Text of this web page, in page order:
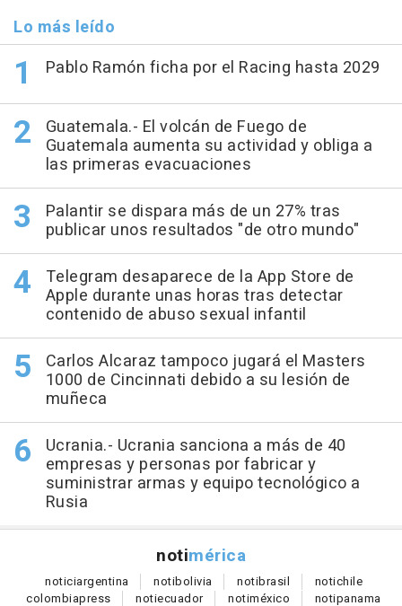
Lo más leído
Pablo Ramón ficha por el Racing hasta 2029
Guatemala.- El volcán de Fuego de
Guatemala aumenta su actividad y obliga a
las primeras evacuaciones
Palantir se dispara más de un 27% tras
publicar unos resultados "de otro mundo"
Telegram desaparece de la App Store de
Apple durante unas horas tras detectar
contenido de abuso sexual infantil
Carlos Alcaraz tampoco jugará el Masters
1000 de Cincinnati debido a su lesión de
muñeca
Ucrania.- Ucrania sanciona a más de 40
empresas y personas por fabricar y
suministrar armas y equipo tecnológico a
Rusia
notimérica
noticiargentina notibolivia notibrasil notichile
colombiapress notiecuador notiméxico notipanama